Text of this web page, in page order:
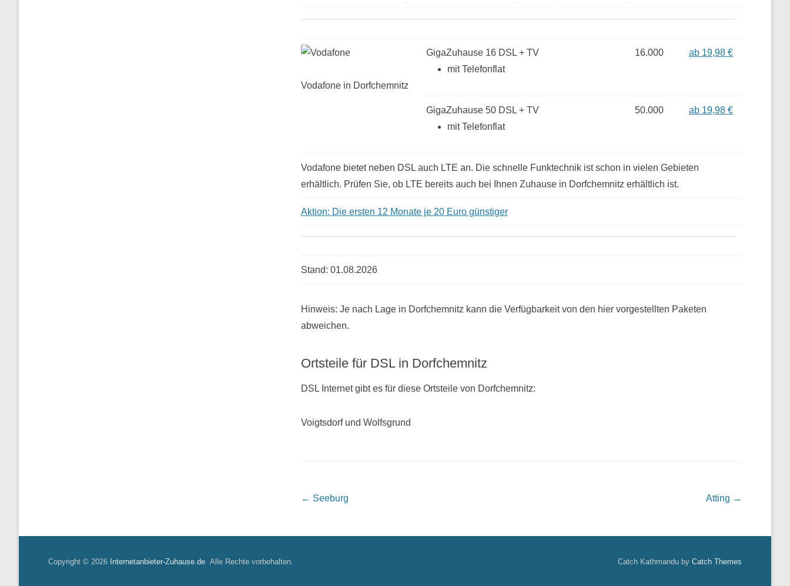
Vodafone in Dorfchemnitz
GigaZuhause 16 DSL + TV
mit Telefonflat
16.000 ab 19,98 €
GigaZuhause 50 DSL + TV
mit Telefonflat
50.000 ab 19,98 €
Vodafone bietet neben DSL auch LTE an. Die schnelle Funktechnik ist schon in vielen Gebieten
erhältlich. Prüfen Sie, ob LTE bereits auch bei Ihnen Zuhause in Dorfchemnitz erhältlich ist.
Aktion: Die ersten 12 Monate je 20 Euro günstiger
Stand: 01.08.2026
Hinweis: Je nach Lage in Dorfchemnitz kann die Verfügbarkeit von den hier vorgestellten Paketen
abweichen.
Ortsteile für DSL in Dorfchemnitz
DSL Internet gibt es für diese Ortsteile von Dorfchemnitz:
Voigtsdorf und Wolfsgrund
Beitragsnavigation
← Seeburg Atting →
Copyright © 2026 Internetanbieter-Zuhause.de Alle Rechte vorbehalten. Catch Kathmandu by Catch Themes